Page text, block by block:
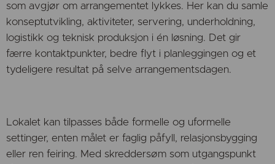
som avgjør om arrangementet lykkes. Her kan du samle
konseptutvikling, aktiviteter, servering, underholdning,
logistikk og teknisk produksjon i én løsning. Det gir
færre kontaktpunkter, bedre flyt i planleggingen og et
tydeligere resultat på selve arrangementsdagen.
Lokalet kan tilpasses både formelle og uformelle
settinger, enten målet er faglig påfyll, relasjonsbygging
eller ren feiring. Med skreddersøm som utgangspunkt